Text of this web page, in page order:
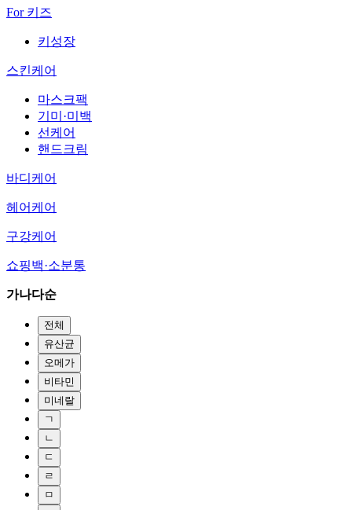
For 키즈
키성장
스킨케어
마스크팩
기미·미백
선케어
핸드크림
바디케어
헤어케어
구강케어
쇼핑백·소분통
가나다순
전체
유산균
오메가
비타민
미네랄
ㄱ
ㄴ
ㄷ
ㄹ
ㅁ